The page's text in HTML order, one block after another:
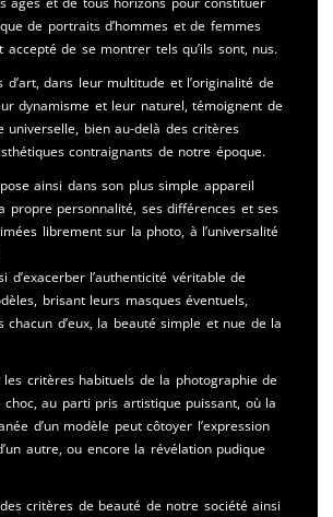
de portraits d’hommes et de femmes
accepté de se montrer tels qu’ils sont, nus.
d’art, dans leur multitude et l’originalité de
dynamisme et leur naturel, témoignent de
universelle, bien au-delà des critères
contraignants de notre époque.
ainsi dans son plus simple appareil
propre personnalité, ses différences et ses
librement sur la photo, à l’universalité
d’exacerber l’authenticité véritable de
brisant leurs masques éventuels,
chacun d’eux, la beauté simple et nue de la
critères habituels de la photographie de
choc, au parti pris artistique puissant, où la
d’un modèle peut côtoyer l’expression
autre, ou encore la révélation pudique
critères de beauté de notre société ainsi